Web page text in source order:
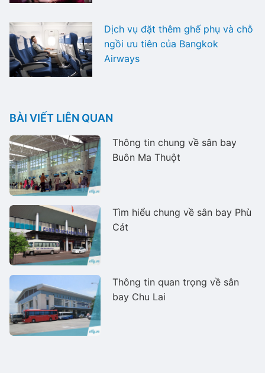
Dịch vụ đặt thêm ghế phụ và chỗ
ngồi ưu tiên của Bangkok
Airways
BÀI VIẾT LIÊN QUAN
Thông tin chung về sân bay
Buôn Ma Thuột
Tìm hiểu chung về sân bay Phù
Cát
Thông tin quan trọng về sân
bay Chu Lai